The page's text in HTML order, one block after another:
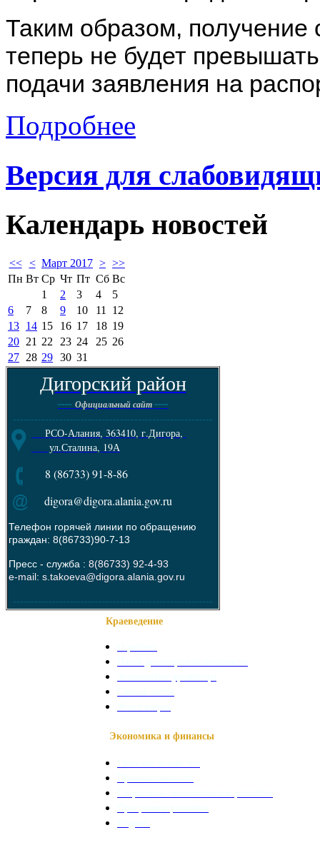
Таким образом, получение
теперь не будет
подачи заявления на
Подробнее
Версия для
Календарь новостей
<< < Март 2017 > >>
Пн Вт Ср Чт Пт Сб Вс
1
2 3 4
5
6
7 8 9 10 11
12
13 14 15 16 17 18 19
20 21 22 23 24 25 26
27 28 29 30 31
Дигорский район
---- Официальный сайт----
--------------------------------------------------------
РСО-Алания, 363410, г.Дигора,
ул.Сталина, 19А
8 (86733) 91-8-86
digora@digora.alania.gov.ru
Телефон горячей линии по обращению
граждан: 8(86733)90-7-13
Пресс - служба : 8(86733) 92-4-93
e-mail: s.takoeva@digora.alania.gov.ru
--------------------------------------------------------
Краеведение
Экономика и финансы